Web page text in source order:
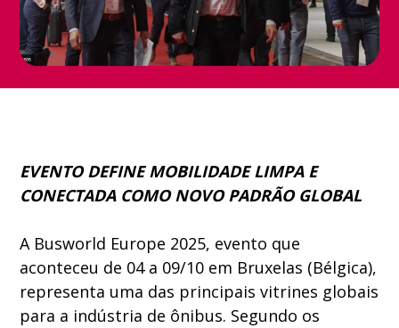
EVENTO DEFINE MOBILIDADE LIMPA E
CONECTADA COMO NOVO PADRÃO GLOBAL
A Busworld Europe 2025, evento que
aconteceu de 04 a 09/10 em Bruxelas (Bélgica),
representa uma das principais vitrines globais
para a indústria de ônibus. Segundo os